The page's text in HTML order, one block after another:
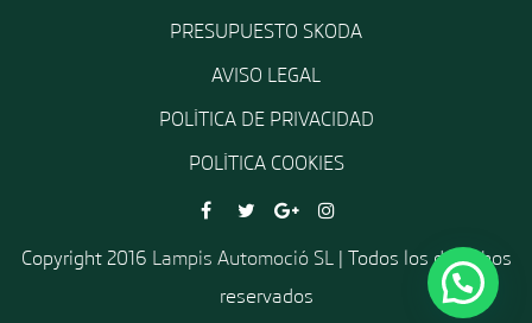
PRESUPUESTO SKODA
AVISO LEGAL
POLÍTICA DE PRIVACIDAD
POLÍTICA COOKIES
Copyright 2016 Lampis Automoció SL| Todos los derechos
reservados